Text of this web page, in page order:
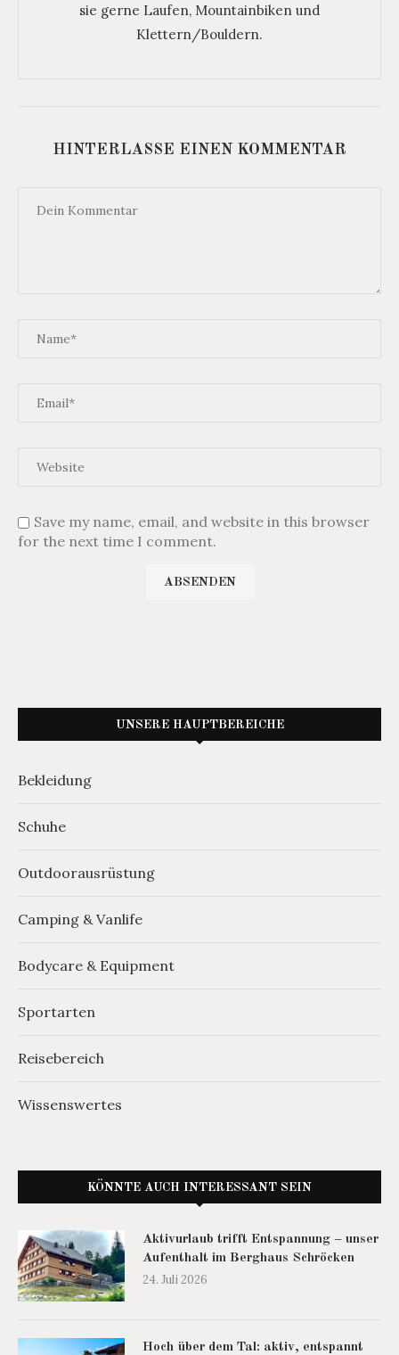
sie gerne Laufen, Mountainbiken und
Klettern/Bouldern.
HINTERLASSE EINEN KOMMENTAR
Save my name, email, and website in this browser
for the next time I comment.
UNSERE HAUPTBEREICHE
Bekleidung
Schuhe
Outdoorausrüstung
Camping & Vanlife
Bodycare & Equipment
Sportarten
Reisebereich
Wissenswertes
KÖNNTE AUCH INTERESSANT SEIN
Aktivurlaub trifft Entspannung – unser
Aufenthalt im Berghaus Schröcken
24. Juli 2026
Hoch über dem Tal: aktiv, entspannt